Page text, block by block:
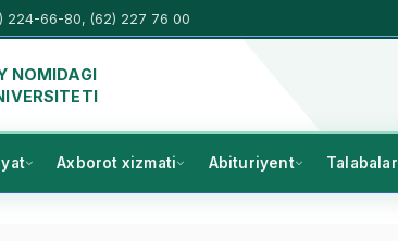
224-66-80, (62) 227 76 00
NOMIDAGI
Axborot xizmati Abituriyent Talabalar